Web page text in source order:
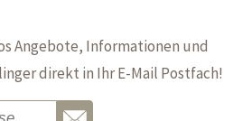
Angebote, Informationen und
direkt in Ihr E-Mail Postfach!